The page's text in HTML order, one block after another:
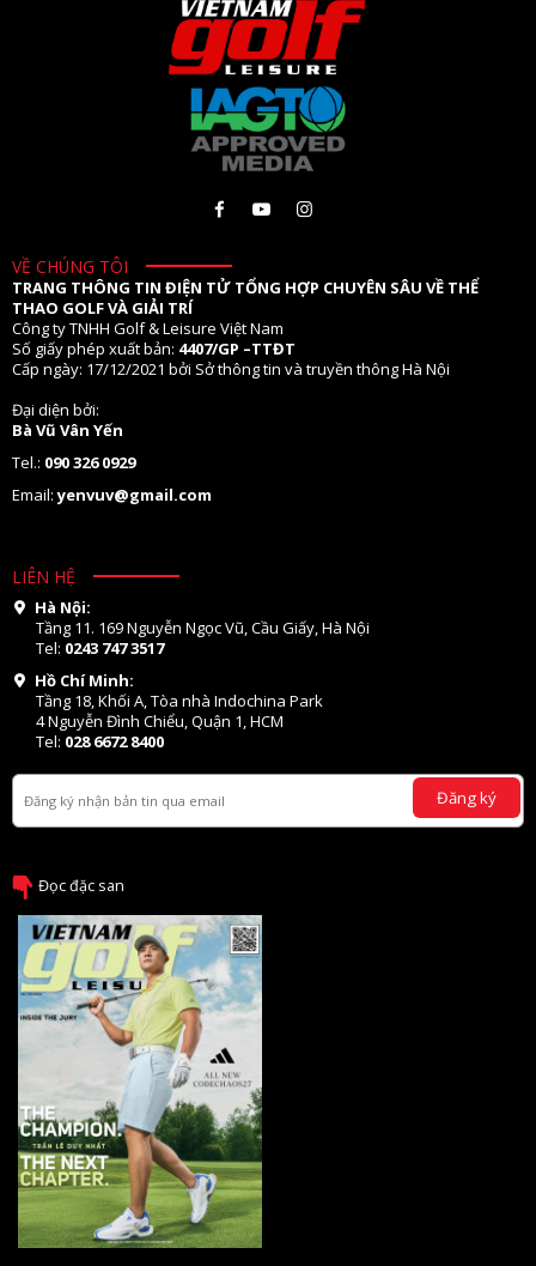
VỀ CHÚNG TÔI
TRANG THÔNG TIN ĐIỆN TỬ TỔNG HỢP CHUYÊN SÂU VỀ THỂ
THAO GOLF VÀ GIẢI TRÍ
Công ty TNHH Golf & Leisure Việt Nam
Số giấy phép xuất bản: 4407/GP –TTĐT
Cấp ngày: 17/12/2021 bởi Sở thông tin và truyền thông Hà Nội
Đại diện bởi:
Bà Vũ Vân Yến
Tel.: 090 326 0929
Email:yenvuv@gmail.com
LIÊN HỆ
Hà Nội:
Tầng 11. 169 Nguyễn Ngọc Vũ, Cầu Giấy, Hà Nội
Tel: 0243 747 3517
Hồ Chí Minh:
Tầng 18, Khối A, Tòa nhà Indochina Park
4 Nguyễn Đình Chiểu, Quận 1, HCM
Tel: 028 6672 8400
Đăng ký
Đọc đặc san